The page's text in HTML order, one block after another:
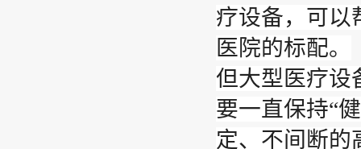
疗设备，可以
医院的标配。
但大型医疗设
要一直保持“
定、不间断的